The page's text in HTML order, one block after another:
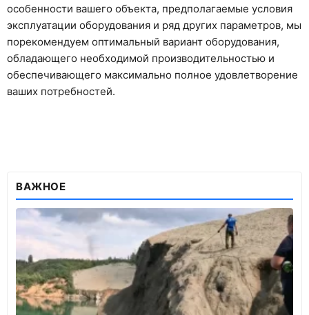
особенности вашего объекта, предполагаемые условия
эксплуатации оборудования и ряд других параметров, мы
порекомендуем оптимальный вариант оборудования,
обладающего необходимой производительностью и
обеспечивающего максимально полное удовлетворение
ваших потребностей.
ВАЖНОЕ